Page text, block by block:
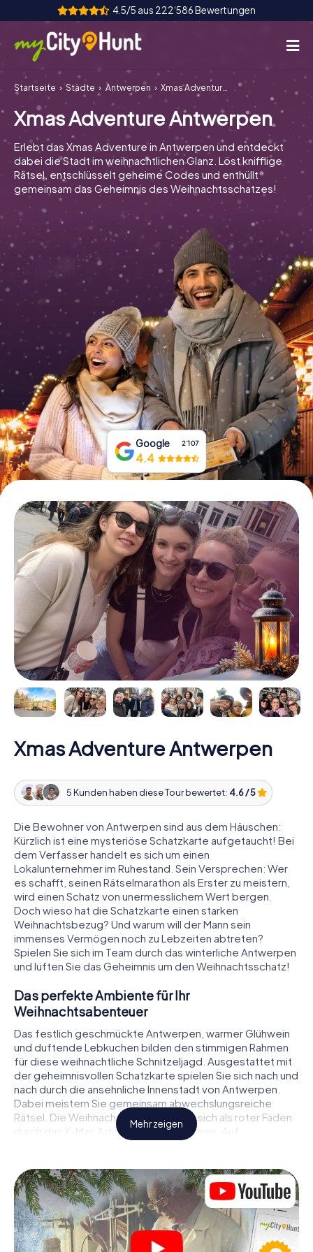
4.5/5 aus 222‘586 Bewertungen
So funktioniert's
Städte
Touren
Teamevent
Tickets
INT AT CH
DE
FR UK
IT
NL
Tickets buchen
Gutscheine bestellen
Startseite Städte Antwerpen Xmas Adventure Antwerpen
Xmas Adventure Antwerpen
Erlebt das Xmas Adventure in Antwerpen und entdeckt
dabei die Stadt im weihnachtlichen Glanz. Löst knifflige
Rätsel, entschlüsselt geheime Codes und enthüllt
gemeinsam das Geheimnis des Weihnachtsschatzes!
Google 2‘107
4.4
Xmas Adventure Antwerpen
5 Kunden haben diese Tour bewertet: 4.6 / 5
Die Bewohner von Antwerpen sind aus dem Häuschen:
Kürzlich ist eine mysteriöse Schatzkarte aufgetaucht! Bei
dem Verfasser handelt es sich um einen
Lokalunternehmer im Ruhestand. Sein Versprechen: Wer
es schafft, seinen Rätselmarathon als Erster zu meistern,
wird einen Schatz von unermesslichem Wert bergen.
Doch wieso hat die Schatzkarte einen starken
Weihnachtsbezug? Und warum will der Mann sein
immenses Vermögen noch zu Lebzeiten abtreten?
Spielen Sie sich im Team durch das winterliche Antwerpen
und lüften Sie das Geheimnis um den Weihnachtsschatz!
Das perfekte Ambiente für Ihr
Weihnachtsabenteuer
Das festlich geschmückte Antwerpen, warmer Glühwein
und duftende Lebkuchen bilden den stimmigen Rahmen
für diese weihnachtliche Schnitzeljagd. Ausgestattet mit
der geheimnisvollen Schatzkarte spielen Sie sich nach und
nach durch die ansehnliche Innenstadt von Antwerpen.
Dabei meistern Sie gemeinsam abwechslungsreiche
Rätsel. Die Weihnachtsthematik zieht sich als roter Faden
durch das X-Mas Adventure in Antwerpen. Auf
spielerische Weise erfahren Sie faszinierende Anekdoten
gelingen, die Hinweise richtig zu deuten und anderen
Schatzsuchern stets einen Schritt voraus zu sein?
Der Weihnachtsmarkt von Antwerpen als
Zwischenstopp
Mehr zeigen